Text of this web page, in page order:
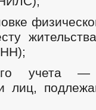
учета
лиц,